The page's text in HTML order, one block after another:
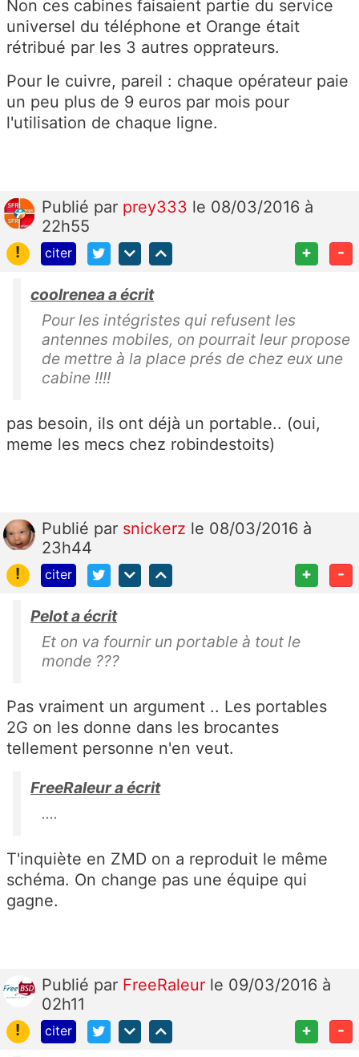
Non ces cabines faisaient partie du service
universel du téléphone et Orange était
rétribué par les 3 autres opprateurs.
Pour le cuivre, pareil : chaque opérateur paie
un peu plus de 9 euros par mois pour
l'utilisation de chaque ligne.
Publié par prey333 le 08/03/2016 à
22h55
!
citer + -
coolrenea a écrit
Pour les intégristes qui refusent les
antennes mobiles, on pourrait leur propose
de mettre à la place prés de chez eux une
cabine !!!!
pas besoin, ils ont déjà un portable.. (oui,
meme les mecs chez robindestoits)
Publié par snickerz le 08/03/2016 à
23h44
!
citer + -
Pelot a écrit
Et on va fournir un portable à tout le
monde ???
Pas vraiment un argument .. Les portables
2G on les donne dans les brocantes
tellement personne n'en veut.
FreeRaleur a écrit
....
T'inquiète en ZMD on a reproduit le même
schéma. On change pas une équipe qui
gagne.
Publié par FreeRaleur le 09/03/2016 à
02h11
!
citer + -